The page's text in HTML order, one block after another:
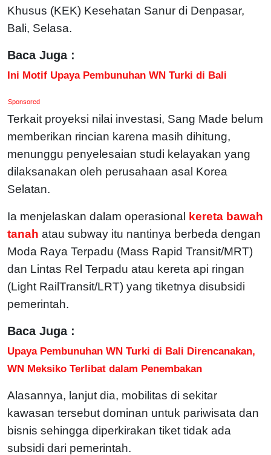
Khusus (KEK) Kesehatan Sanur di Denpasar,
Bali, Selasa.
Baca Juga :
Ini Motif Upaya Pembunuhan WN Turki di Bali
Sponsored
Terkait proyeksi nilai investasi, Sang Made belum
memberikan rincian karena masih dihitung,
menunggu penyelesaian studi kelayakan yang
dilaksanakan oleh perusahaan asal Korea
Selatan.
Ia menjelaskan dalam operasional kereta bawah
tanah atau subway itu nantinya berbeda dengan
Moda Raya Terpadu (Mass Rapid Transit/MRT)
dan Lintas Rel Terpadu atau kereta api ringan
(Light RailTransit/LRT) yang tiketnya disubsidi
pemerintah.
Baca Juga :
Upaya Pembunuhan WN Turki di Bali Direncanakan,
WN Meksiko Terlibat dalam Penembakan
Alasannya, lanjut dia, mobilitas di sekitar
kawasan tersebut dominan untuk pariwisata dan
bisnis sehingga diperkirakan tiket tidak ada
subsidi dari pemerintah.